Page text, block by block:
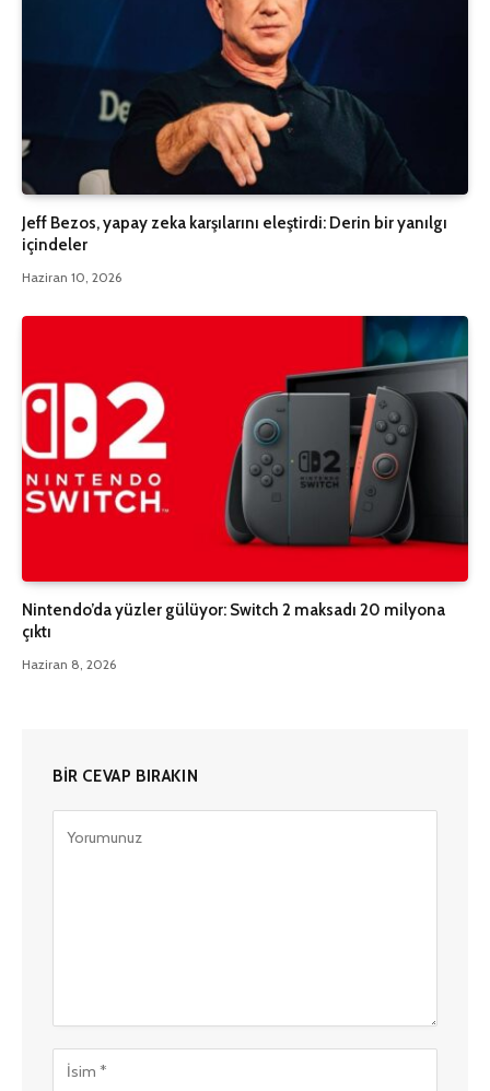
Jeff Bezos, yapay zeka karşılarını eleştirdi: Derin bir yanılgı
içindeler
Haziran 10, 2026
Nintendo’da yüzler gülüyor: Switch 2 maksadı 20 milyona
çıktı
Haziran 8, 2026
BIR CEVAP BIRAKIN